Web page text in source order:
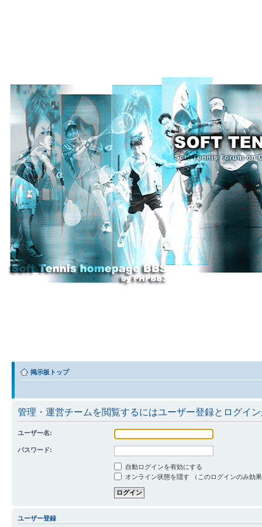
掲示板トップ
管理・運営チームを閲覧するにはユーザー登録とログイ
ユーザー名:
パスワード:
自動ログインを有効にする
オンライン状態を隠す （このログインのみ効
ユーザー登録